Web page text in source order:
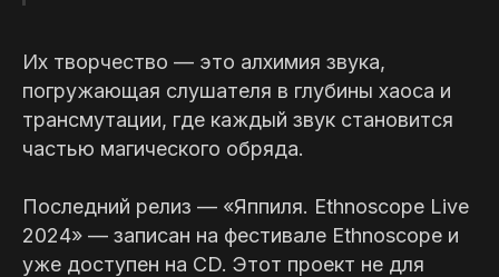
Их творчество — это алхимия звука,
погружающая слушателя в глубины хаоса и
трансмутации, где каждый звук становится
частью магического обряда.
Последний релиз — «Яппиля. Ethnoscope Live
2024» — записан на фестивале Ethnoscope и
уже доступен на CD. Этот проект не для
Билеты
Купить билет